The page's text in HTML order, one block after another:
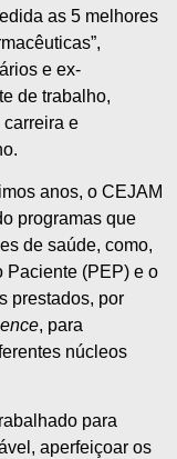
as 5 melhores
e ex-
de trabalho,
e
anos, o CEJAM
programas que
de saúde, como,
Paciente (PEP) e o
prestados, por
, para
núcleos
para
aperfeiçoar os